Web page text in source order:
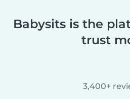
Babysits is the
trust
3,400+